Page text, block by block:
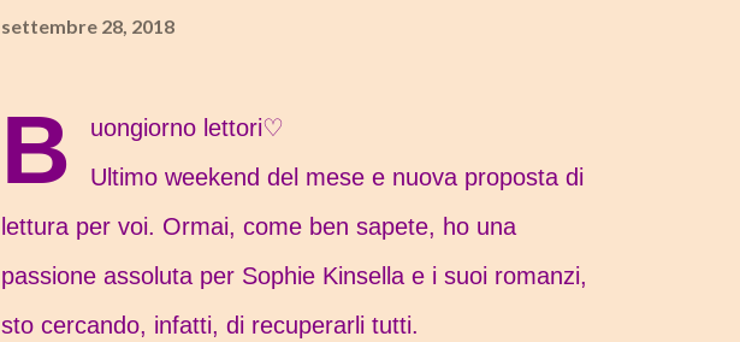
settembre 28, 2018
B
uongiorno lettori♡
Ultimo weekend del mese e nuova proposta di
lettura per voi. Ormai, come ben sapete, ho una
passione assoluta per Sophie Kinsella e i suoi romanzi,
sto cercando, infatti, di recuperarli tutti.